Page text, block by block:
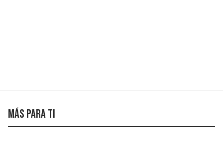
Más para ti